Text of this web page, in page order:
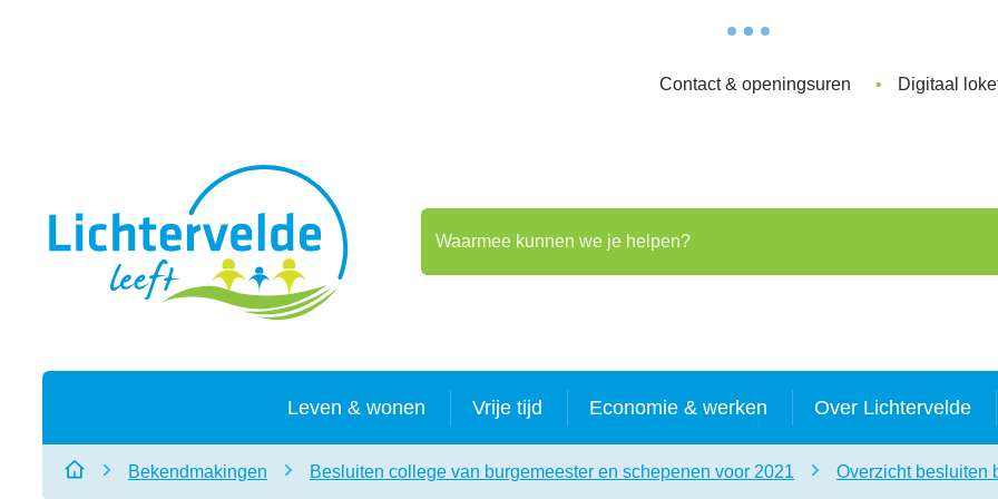
Contact & openingsuren Digitaal
Waarmee kunnen we je helpen?
Leven & wonen Vrije tijd Economie & werken Over Lichtervelde
Startpagina
Bekendmakingen Besluiten college van burgemeester en schepenen voor 2021 Overzicht besluiten